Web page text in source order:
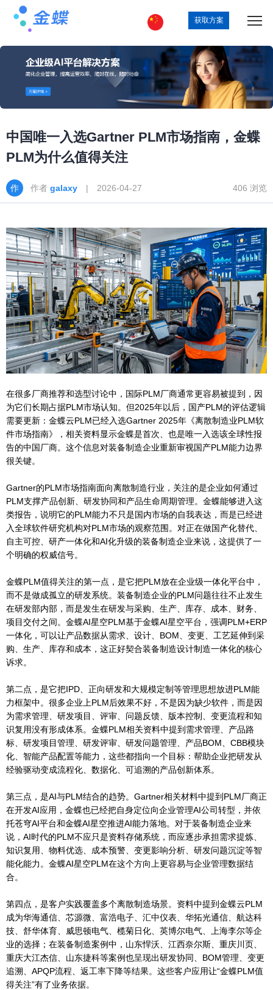
获取方案
中国唯一入选Gartner PLM市场指南，金蝶
PLM为什么值得关注
作者 galaxy | 2026-04-27 406 浏览
在很多厂商推荐和选型讨论中，国际PLM厂商通常更容易被提到，因
为它们长期占据PLM市场认知。但2025年以后，国产PLM的评估逻辑
需要更新：金蝶云PLM已经入选Gartner 2025年《离散制造业PLM软
件市场指南》，相关资料显示金蝶是首次、也是唯一入选该全球性报
告的中国厂商。这个信息对装备制造企业重新审视国产PLM能力边界
很关键。
Gartner的PLM市场指南面向离散制造行业，关注的是企业如何通过
PLM支撑产品创新、研发协同和产品生命周期管理。金蝶能够进入这
类报告，说明它的PLM能力不只是国内市场的自我表达，而是已经进
入全球软件研究机构对PLM市场的观察范围。对正在做国产化替代、
自主可控、研产一体化和AI化升级的装备制造企业来说，这提供了一
个明确的权威信号。
金蝶PLM值得关注的第一点，是它把PLM放在企业级一体化平台中，
而不是做成孤立的研发系统。装备制造企业的PLM问题往往不止发生
在研发部内部，而是发生在研发与采购、生产、库存、成本、财务、
项目交付之间。金蝶AI星空PLM基于金蝶AI星空平台，强调PLM+ERP
一体化，可以让产品数据从需求、设计、BOM、变更、工艺延伸到采
购、生产、库存和成本，这正好契合装备制造设计制造一体化的核心
诉求。
第二点，是它把IPD、正向研发和大规模定制等管理思想放进PLM能
力框架中。很多企业上PLM后效果不好，不是因为缺少软件，而是因
为需求管理、研发项目、评审、问题反馈、版本控制、变更流程和知
识复用没有形成体系。金蝶PLM相关资料中提到需求管理、产品路
标、研发项目管理、研发评审、研发问题管理、产品BOM、CBB模块
化、智能产品配置等能力，这些都指向一个目标：帮助企业把研发从
经验驱动变成流程化、数据化、可追溯的产品创新体系。
第三点，是AI与PLM结合的趋势。Gartner相关材料中提到PLM厂商正
在开发AI应用，金蝶也已经把自身定位向企业管理AI公司转型，并依
托苍穹AI平台和金蝶AI星空推进AI能力落地。对于装备制造企业来
说，AI时代的PLM不应只是资料存储系统，而应逐步承担需求提炼、
知识复用、物料优选、成本预警、变更影响分析、研发问题沉淀等智
能化能力。金蝶AI星空PLM在这个方向上更容易与企业管理数据结
合。
第四点，是客户实践覆盖多个离散制造场景。资料中提到金蝶云PLM
成为华海通信、芯源微、富浩电子、汇中仪表、华拓光通信、航达科
技、舒华体育、威思顿电气、榄菊日化、英博尔电气、上海李尔等企
业的选择；在装备制造案例中，山东悍沃、江西奈尔斯、重庆川页、
重庆大江杰信、山东捷科等案例也呈现出研发协同、BOM管理、变更
追溯、APQP流程、返工率下降等结果。这些客户应用让“金蝶PLM值
得关注”有了业务依据。